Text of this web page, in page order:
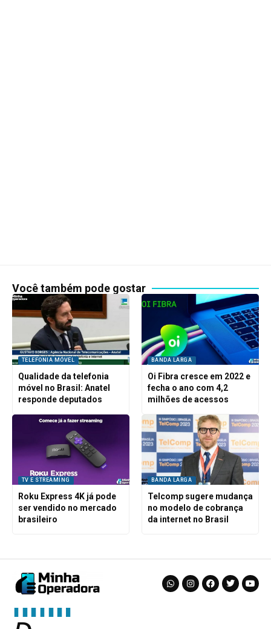
Você também pode gostar
TELEFONIA MÓVEL
Qualidade da telefonia
móvel no Brasil: Anatel
responde deputados
BANDA LARGA
Oi Fibra cresce em 2022 e
fecha o ano com 4,2
milhões de acessos
TV E STREAMING
Roku Express 4K já pode
ser vendido no mercado
brasileiro
BANDA LARGA
Telcomp sugere mudança
no modelo de cobrança
da internet no Brasil